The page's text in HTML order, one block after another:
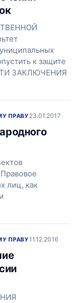
к защите
ЗАКЛЮЧЕНИЯ
ПРАВУ23.01.2017
лиц, как
ПРАВУ11.12.2016